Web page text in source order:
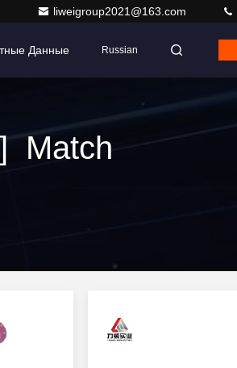
liweigroup2021@163.com
Данные Russian
Match